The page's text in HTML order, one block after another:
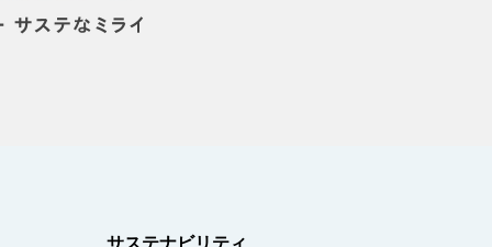
サステナビリティ